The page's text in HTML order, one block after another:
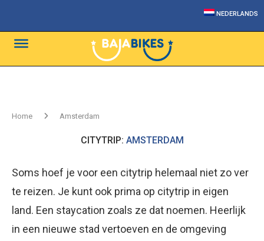
NEDERLANDS
Home Amsterdam
CITYTRIP: AMSTERDAM
Soms hoef je voor een citytrip helemaal niet zo ver
te reizen. Je kunt ook prima op citytrip in eigen
land. Een staycation zoals ze dat noemen. Heerlijk
in een nieuwe stad vertoeven en de omgeving